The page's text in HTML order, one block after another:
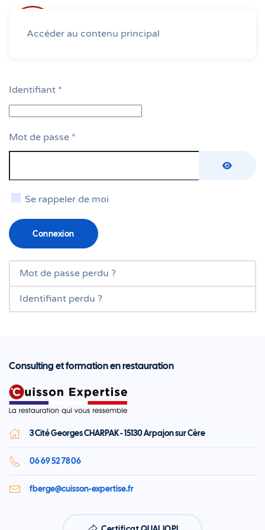
Accéder au contenu principal
Identifiant *
Mot de passe *
Se rappeler de moi
Connexion
Mot de passe perdu ?
Identifiant perdu ?
Consulting et formation en restauration
3 Cité Georges CHARPAK - 15130 Arpajon sur Cère
06 69 52 78 06
fberge@cuisson-expertise.fr